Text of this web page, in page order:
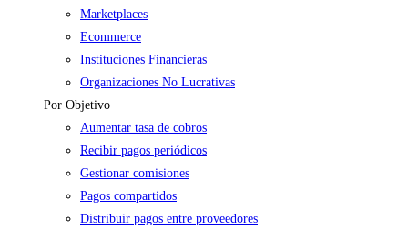
Marketplaces
Ecommerce
Instituciones Financieras
Organizaciones No Lucrativas
Por Objetivo
Aumentar tasa de cobros
Recibir pagos periódicos
Gestionar comisiones
Pagos compartidos
Distribuir pagos entre proveedores